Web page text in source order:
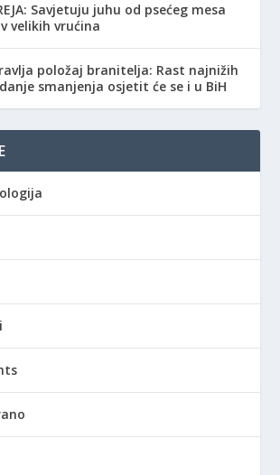
Savjetuju juhu od psećeg mesa
velikih vrućina
položaj branitelja: Rast najnižih
smanjenja osjetit će se i u BiH